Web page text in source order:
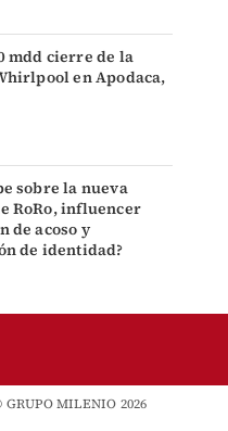
mdd cierre de la
en Apodaca,
sobre la nueva
RoRo, influencer
de acoso y
de identidad?
GRUPO MILENIO 2026